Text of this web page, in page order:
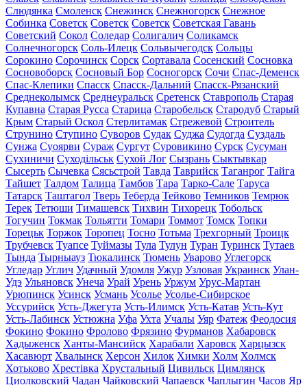
Слюдянка Смоленск Снежинск Снежногорск Снежное
Собинка Советск Советск Советск Советская Гавань
Советский Сокол Соледар Солигалич Соликамск
Солнечногорск Соль-Илецк Сольвычегодск Сольцы
Сорокино Сорочинск Сорск Сортавала Сосенский Сосновка
Сосновоборск Сосновый Бор Сосногорск Сочи Спас-Деменск
Спас-Клепики Спасск Спасск-Дальний Спасск-Рязанский
Среднеколымск Среднеуральск Сретенск Ставрополь Старая
Купавна Старая Русса Старица Старобельск Стародуб Старый
Крым Старый Оскол Стерлитамак Стрежевой Строитель
Струнино Ступино Суворов Судак Суджа Судогда Суздаль
Сунжа Суоярви Сураж Сургут Суровикино Сурск Сусуман
Сухиничи Суходільськ Сухой Лог Сызрань Сыктывкар
Сысерть Сычевка Сясьстрой Тавда Таврийск Таганрог Тайга
Тайшет Талдом Талица Тамбов Тара Тарко-Сале Таруса
Татарск Таштагол Тверь Теберда Тейково Темников Темрюк
Терек Тетюши Тимашевск Тихвин Тихорецк Тобольск
Тогучин Токмак Тольятти Томари Томмот Томск Топки
Торецьк Торжок Торопец Тосно Тотьма Трехгорный Троицк
Трубчевск Туапсе Туймазы Тула Тулун Туран Туринск Тутаев
Тында Тырныауз Тюкалинск Тюмень Уварово Углегорск
Угледар Углич Удачный Удомля Ужур Узловая Украинск Улан-
Удэ Ульяновск Унеча Урай Урень Уржум Урус-Мартан
Урюпинск Усинск Усмань Усолье Усолье-Сибирское
Уссурийск Усть-Джегута Усть-Илимск Усть-Катав Усть-Кут
Усть-Лабинск Устюжна Уфа Ухта Учалы Уяр Фатеж Феодосия
Фокино Фокино Фролово Фрязино Фурманов Хабаровск
Хадыженск Ханты-Мансийск Харабали Харовск Харцызск
Хасавюрт Хвалынск Херсон Хилок Химки Холм Холмск
Хотьково Хрестівка Хрустальный Цивильск Цимлянск
Циолковский Чадан Чайковский Чапаевск Чаплыгин Часов Яр